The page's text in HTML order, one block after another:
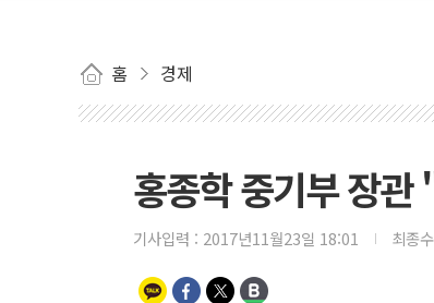
홈 경제
홍종학 중기부 장
기사입력 : 2017년11월23일 18:01 최종